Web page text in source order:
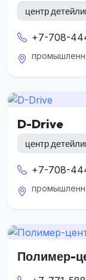
центр
+7-708-
D-Drive
центр
+7-708-
Полимер-